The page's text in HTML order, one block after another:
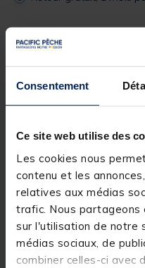
Consentement
Ce site web utilise des
Les cookies nous
contenu et les
relatives aux médias
trafic. Nous partageons
sur l'utilisation de notre
médias sociaux, de
combiner celles-ci avec
Description
Description
Mouche idéale pour la
l’ombre.